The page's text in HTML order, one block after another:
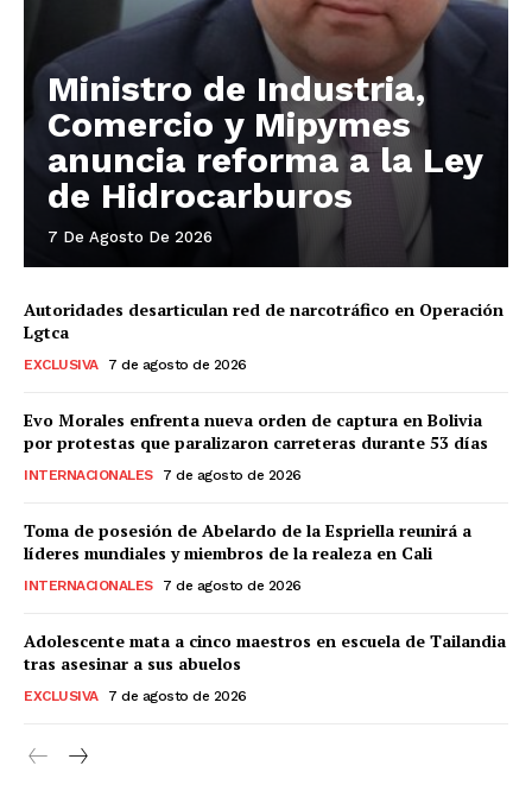
Ministro de Industria,
Comercio y Mipymes
anuncia reforma a la Ley
de Hidrocarburos
7 De Agosto De 2026
Autoridades desarticulan red de narcotráfico en Operación
Lgtca
EXCLUSIVA 7 de agosto de 2026
Evo Morales enfrenta nueva orden de captura en Bolivia
por protestas que paralizaron carreteras durante 53 días
INTERNACIONALES 7 de agosto de 2026
Toma de posesión de Abelardo de la Espriella reunirá a
líderes mundiales y miembros de la realeza en Cali
INTERNACIONALES 7 de agosto de 2026
Adolescente mata a cinco maestros en escuela de Tailandia
tras asesinar a sus abuelos
EXCLUSIVA 7 de agosto de 2026